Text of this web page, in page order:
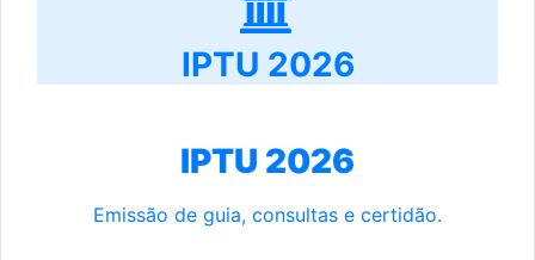
IPTU 2026
IPTU 2026
Emissão de guia, consultas e certidão.